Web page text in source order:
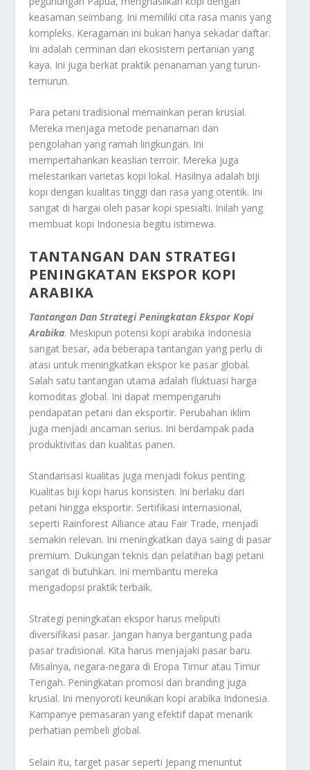
keasaman seimbang. Ini memiliki cita rasa manis yang
kompleks. Keragaman ini bukan hanya sekadar daftar.
Ini adalah cerminan dari ekosistem pertanian yang
kaya. Ini juga berkat praktik penanaman yang turun-
temurun.
Para petani tradisional memainkan peran krusial.
Mereka menjaga metode penanaman dan
pengolahan yang ramah lingkungan. Ini
mempertahankan keaslianterroir. Mereka juga
melestarikan varietas kopi lokal. Hasilnya adalah biji
kopi dengan kualitas tinggi dan rasa yang otentik. Ini
sangat di hargai oleh pasar kopi spesialti. Inilah yang
membuat kopi Indonesia begitu istimewa.
TANTANGAN DAN STRATEGI
PENINGKATAN EKSPOR KOPI
ARABIKA
Tantangan Dan Strategi Peningkatan Ekspor Kopi
Arabika. Meskipun potensi kopi arabika Indonesia
sangat besar, ada beberapa tantangan yang perlu di
atasi untuk meningkatkan ekspor ke pasar global.
Salah satu tantangan utama adalah fluktuasi harga
komoditas global. Ini dapat mempengaruhi
pendapatan petani dan eksportir. Perubahan iklim
juga menjadi ancaman serius. Ini berdampak pada
produktivitas dan kualitas panen.
Standarisasi kualitas juga menjadi fokus penting.
Kualitas biji kopi harus konsisten. Ini berlaku dari
petani hingga eksportir. Sertifikasi internasional,
seperti Rainforest Alliance atau Fair Trade, menjadi
semakin relevan. Ini meningkatkan daya saing di pasar
premium. Dukungan teknis dan pelatihan bagi petani
sangat di butuhkan. Ini membantu mereka
mengadopsi praktik terbaik.
Strategi peningkatan ekspor harus meliputi
diversifikasi pasar. Jangan hanya bergantung pada
pasar tradisional. Kita harus menjajaki pasar baru.
Misalnya, negara-negara di Eropa Timur atau Timur
Tengah. Peningkatan promosi dan branding juga
krusial. Ini menyoroti keunikan kopi arabika Indonesia.
Kampanye pemasaran yang efektif dapat menarik
perhatian pembeli global.
Selain itu, target pasar seperti Jepang menuntut